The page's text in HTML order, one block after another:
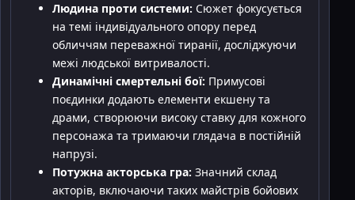
Людина проти системи: Сюжет фокусується
на темі індивідуального опору перед
обличчям переважної тиранії, досліджуючи
межі людської витривалості.
Динамічні смертельні бої: Примусові
поєдинки додають елементи екшену та
драми, створюючи високу ставку для кожного
персонажа та тримаючи глядача в постійній
напрузі.
Потужна акторська гра: Значний склад
акторів, включаючи таких майстрів бойових